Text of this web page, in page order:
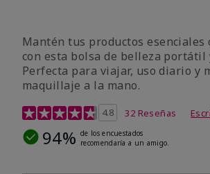
Mantén tus productos esenciales
con esta bolsa de belleza portátil
Perfecta para viajar, uso diario y
maquillaje a la mano.
Calificación de clientes de 5 de 5
4.8 32 Reseñas
94% de los encuestados
recomendaría a un amigo.